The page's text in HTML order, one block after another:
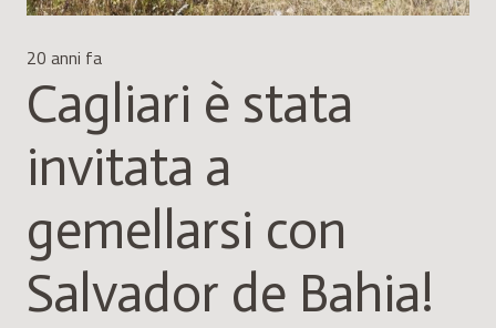
20 anni fa
Cagliari è stata
invitata a
gemellarsi con
Salvador de Bahia!